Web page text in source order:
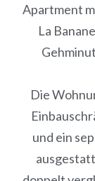
Apartment
La
Die
und ein